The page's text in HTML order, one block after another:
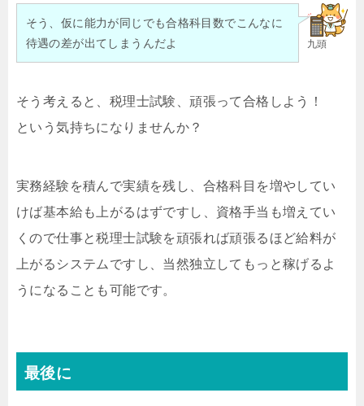
九頭
そう、仮に能力が同じでも合格科目数でこんなに
待遇の差が出てしまうんだよ
そう考えると、税理士試験、頑張って合格しよう！
という気持ちになりませんか？
実務経験を積んで実績を残し、合格科目を増やしてい
けば基本給も上がるはずですし、資格手当も増えてい
くので仕事と税理士試験を頑張れば頑張るほど給料が
上がるシステムですし、当然独立してもっと稼げるよ
うになることも可能です。
最後に